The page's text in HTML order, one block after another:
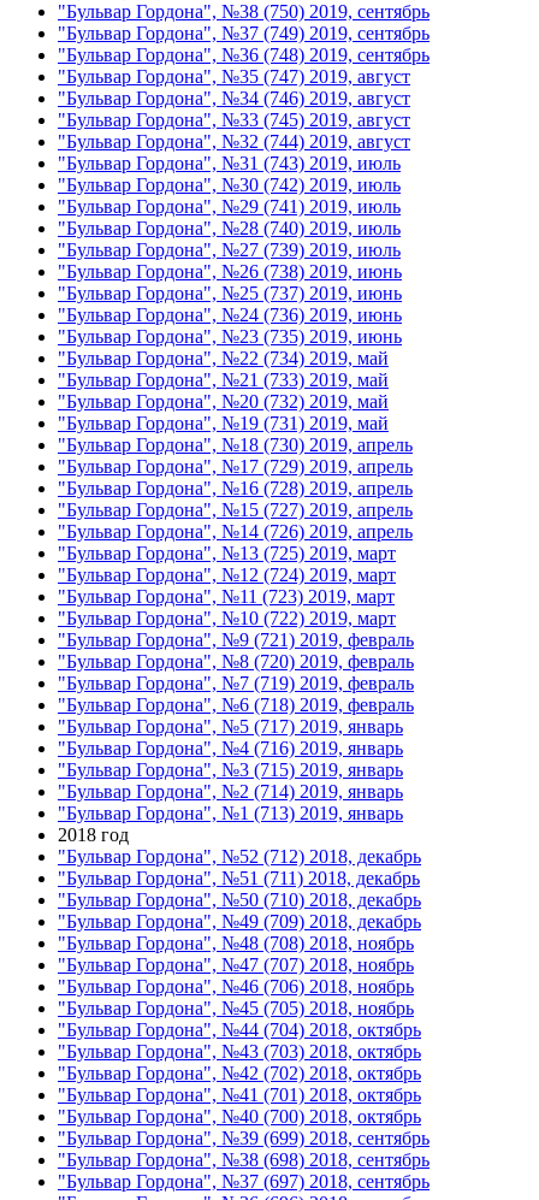
"Бульвар Гордона", №38 (750) 2019, сентябрь
"Бульвар Гордона", №37 (749) 2019, сентябрь
"Бульвар Гордона", №36 (748) 2019, сентябрь
"Бульвар Гордона", №35 (747) 2019, август
"Бульвар Гордона", №34 (746) 2019, август
"Бульвар Гордона", №33 (745) 2019, август
"Бульвар Гордона", №32 (744) 2019, август
"Бульвар Гордона", №31 (743) 2019, июль
"Бульвар Гордона", №30 (742) 2019, июль
"Бульвар Гордона", №29 (741) 2019, июль
"Бульвар Гордона", №28 (740) 2019, июль
"Бульвар Гордона", №27 (739) 2019, июль
"Бульвар Гордона", №26 (738) 2019, июнь
"Бульвар Гордона", №25 (737) 2019, июнь
"Бульвар Гордона", №24 (736) 2019, июнь
"Бульвар Гордона", №23 (735) 2019, июнь
"Бульвар Гордона", №22 (734) 2019, май
"Бульвар Гордона", №21 (733) 2019, май
"Бульвар Гордона", №20 (732) 2019, май
"Бульвар Гордона", №19 (731) 2019, май
"Бульвар Гордона", №18 (730) 2019, апрель
"Бульвар Гордона", №17 (729) 2019, апрель
"Бульвар Гордона", №16 (728) 2019, апрель
"Бульвар Гордона", №15 (727) 2019, апрель
"Бульвар Гордона", №14 (726) 2019, апрель
"Бульвар Гордона", №13 (725) 2019, март
"Бульвар Гордона", №12 (724) 2019, март
"Бульвар Гордона", №11 (723) 2019, март
"Бульвар Гордона", №10 (722) 2019, март
"Бульвар Гордона", №9 (721) 2019, февраль
"Бульвар Гордона", №8 (720) 2019, февраль
"Бульвар Гордона", №7 (719) 2019, февраль
"Бульвар Гордона", №6 (718) 2019, февраль
"Бульвар Гордона", №5 (717) 2019, январь
"Бульвар Гордона", №4 (716) 2019, январь
"Бульвар Гордона", №3 (715) 2019, январь
"Бульвар Гордона", №2 (714) 2019, январь
"Бульвар Гордона", №1 (713) 2019, январь
2018 год
"Бульвар Гордона", №52 (712) 2018, декабрь
"Бульвар Гордона", №51 (711) 2018, декабрь
"Бульвар Гордона", №50 (710) 2018, декабрь
"Бульвар Гордона", №49 (709) 2018, декабрь
"Бульвар Гордона", №48 (708) 2018, ноябрь
"Бульвар Гордона", №47 (707) 2018, ноябрь
"Бульвар Гордона", №46 (706) 2018, ноябрь
"Бульвар Гордона", №45 (705) 2018, ноябрь
"Бульвар Гордона", №44 (704) 2018, октябрь
"Бульвар Гордона", №43 (703) 2018, октябрь
"Бульвар Гордона", №42 (702) 2018, октябрь
"Бульвар Гордона", №41 (701) 2018, октябрь
"Бульвар Гордона", №40 (700) 2018, октябрь
"Бульвар Гордона", №39 (699) 2018, сентябрь
"Бульвар Гордона", №38 (698) 2018, сентябрь
"Бульвар Гордона", №37 (697) 2018, сентябрь